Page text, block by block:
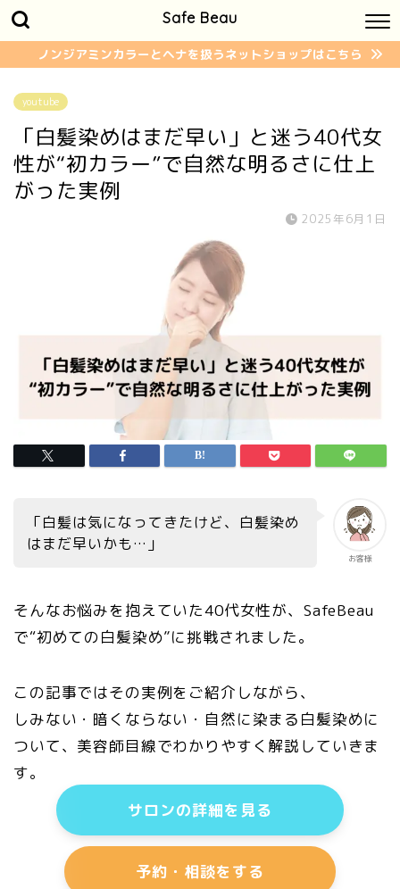
Safe Beau
ノンジアミンカラーとヘナを扱うネットショップはこちら
youtube
「白髪染めはまだ早い」と迷う40代女
性が“初カラー”で自然な明るさに仕上
がった実例
2025年6月1日
お客様
「白髪は気になってきたけど、白髪染め
はまだ早いかも…」
そんなお悩みを抱えていた40代女性が、SafeBeau
で“初めての白髪染め”に挑戦されました。
この記事ではその実例をご紹介しながら、
しみない・暗くならない・自然に染まる白髪染めに
ついて、美容師目線でわかりやすく解説していきま
す。
サロンの詳細を見る
予約・相談をする